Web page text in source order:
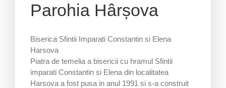
Parohia Hârșova
Biserica Sfintii Imparati Constantin si Elena
Harsova
Piatra de temelia a bisericii cu hramul Sfintii
imparati Constantin si Elena din localitatea
Harsova a fost pusa in anul 1991 si s-a construit